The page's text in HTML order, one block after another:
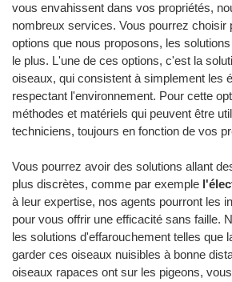
vous envahissent dans vos propriétés,
nombreux services. Vous pourrez choisir
options que nous proposons, les
le plus. L'une de ces options, c'est la
oiseaux, qui consistent à simplement les
respectant l'environnement. Pour cette
méthodes et matériels qui peuvent être
techniciens, toujours en fonction de vos
Vous pourrez avoir des solutions allant
plus discrètes, comme par exemple
à leur expertise, nos agents pourront les
pour vous offrir une efficacité sans faille.
les solutions d'effarouchement telles que
garder ces oiseaux nuisibles à bonne
oiseaux rapaces ont sur les pigeons,